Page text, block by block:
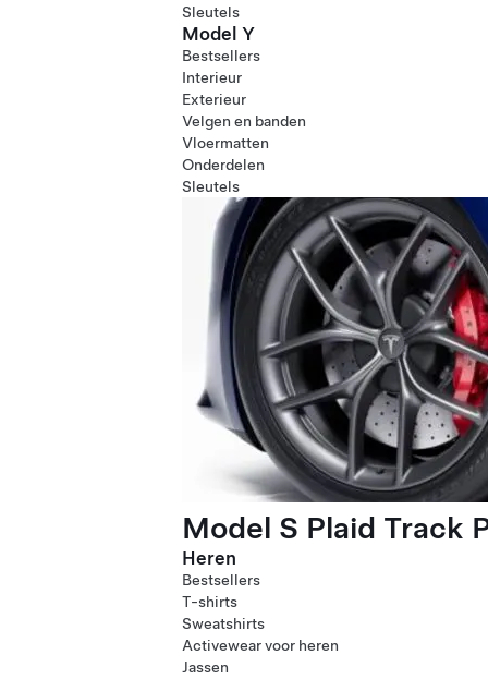
Sleutels
Model Y
Bestsellers
Interieur
Exterieur
Velgen en banden
Vloermatten
Onderdelen
Sleutels
Model S Plaid Track
Heren
Bestsellers
T-shirts
Sweatshirts
Activewear voor heren
Jassen